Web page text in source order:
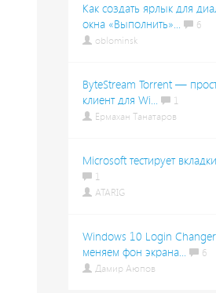
Как создать ярлык для
окна «Выполнить»...
6
oblominsk
ByteStream Torrent —
клиент для Wi...
1
Ермахан Танатаров
Microsoft тестирует
1
ATARIG
Windows 10 Login
меняем фон экрана...
6
Дамир Аюпов